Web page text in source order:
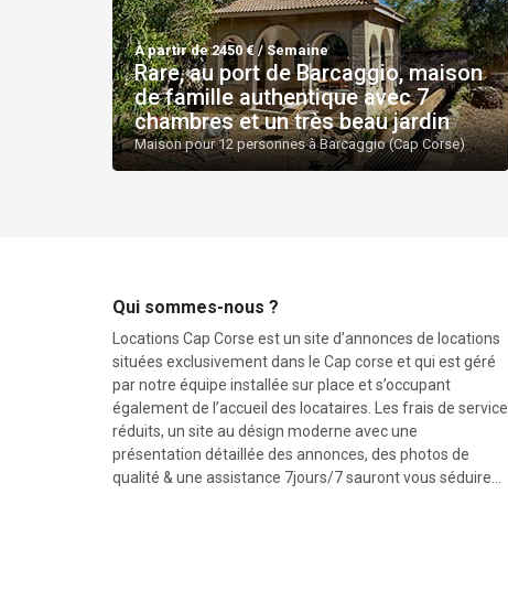
À partir de 2450 € / Semaine
Rare, au port de Barcaggio, maison
de famille authentique avec 7
chambres et un très beau jardin
Maison pour 12 personnes à Barcaggio (Cap Corse)
Qui sommes-nous ?
Locations Cap Corse est un site d’annonces de locations
situées exclusivement dans le Cap corse et qui est géré
par notre équipe installée sur place et s’occupant
également de l’accueil des locataires. Les frais de service
réduits, un site au désign moderne avec une
présentation détaillée des annonces, des photos de
qualité & une assistance 7jours/7 sauront vous séduire…